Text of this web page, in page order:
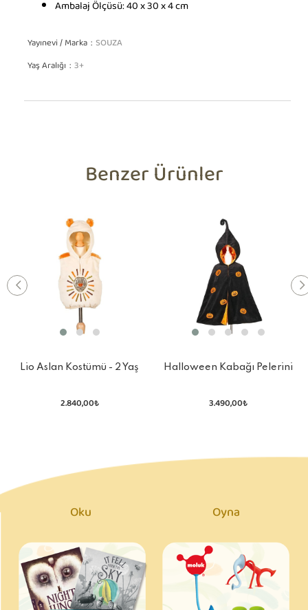
Ambalaj Ölçüsü: 40 x 30 x 4 cm
Yayınevi / Marka SOUZA
Yaş Aralığı 3+
Benzer Ürünler
Lio Aslan Kostümü - 2 Yaş
2.840,00₺
Halloween Kabağı Pelerini
3.490,00₺
Oku Oyna